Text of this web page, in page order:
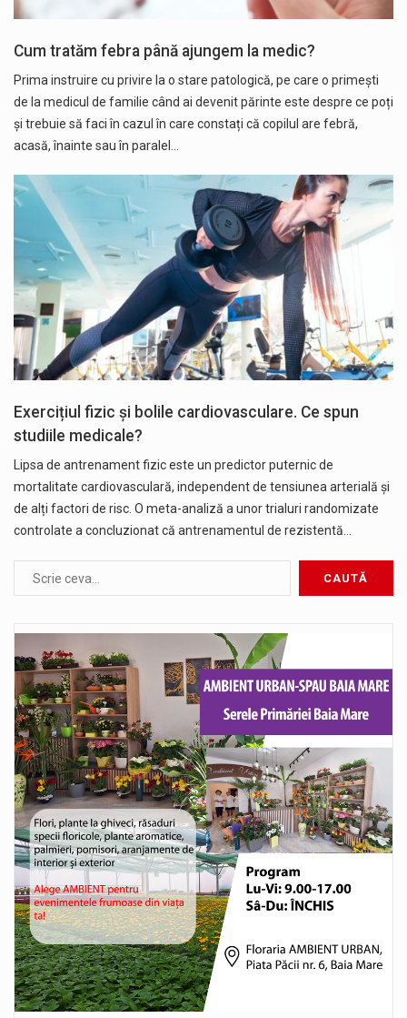
Cum tratăm febra până ajungem la medic?
Prima instruire cu privire la o stare patologică, pe care o primești
de la medicul de familie când ai devenit părinte este despre ce poți
și trebuie să faci în cazul în care constați că copilul are febră,
acasă, înainte sau în paralel…
Exercițiul fizic și bolile cardiovasculare. Ce spun
studiile medicale?
Lipsa de antrenament fizic este un predictor puternic de
mortalitate cardiovasculară, independent de tensiunea arterială şi
de alți factori de risc. O meta-analiză a unor trialuri randomizate
controlate a concluzionat că antrenamentul de rezistentă…